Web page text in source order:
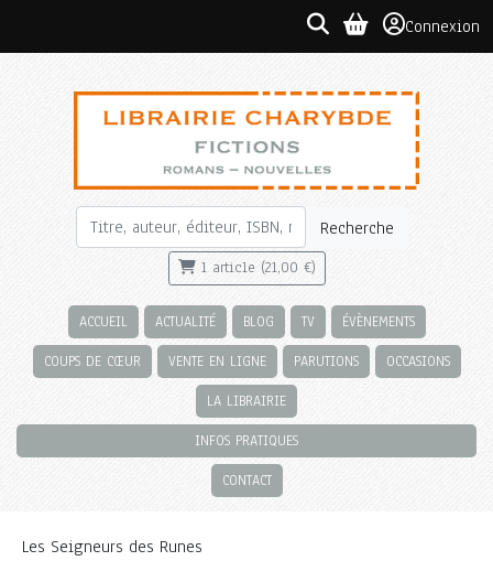
Connexion
Recherche
1 article (21,00 €)
ACCUEIL ACTUALITÉ BLOG TV ÉVÈNEMENTS
COUPS DE CŒUR VENTE EN LIGNE PARUTIONS OCCASIONS
LA LIBRAIRIE
INFOS PRATIQUES
CONTACT
Les Seigneurs des Runes